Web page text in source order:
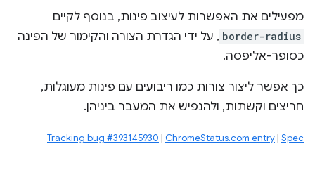
מפעילים את האפשרות לעיצוב פינות, בנוסף לקיים
border-radius , על ידי הגדרת הצורה והקימור של הפינה
כסופר-אליפסה.
כך אפשר ליצור צורות כמו ריבועים עם פינות מעוגלות,
חריצים וקשתות, ולהנפיש את המעבר ביניהן.
Tracking bug #393145930 | ChromeStatus.com entry| Spec